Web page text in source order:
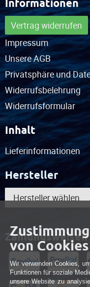
Informationen
Vertrag widerrufen
Impressum
Unsere AGB
Privatsphäre und
Widerrufsbelehrung
Widerrufsformular
Inhalt
Lieferinformationen
Hersteller
Hersteller wählen
Zahlungsweisen
von Cookies
Wir verwenden Cookies,
Funktionen für soziale
unsere Website zu